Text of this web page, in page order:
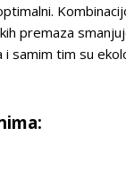
premaza
samim tim su